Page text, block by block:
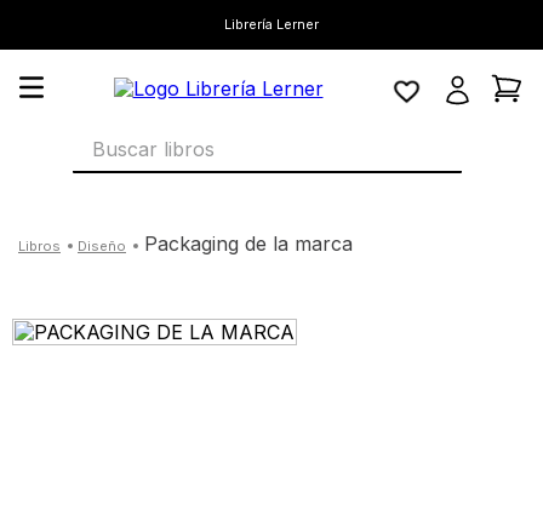
Librería Lerner
Buscar libros
diseño packaging de la marca